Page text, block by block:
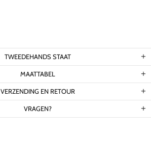
TWEEDEHANDS STAAT
MAATTABEL
VERZENDING EN RETOUR
VRAGEN?